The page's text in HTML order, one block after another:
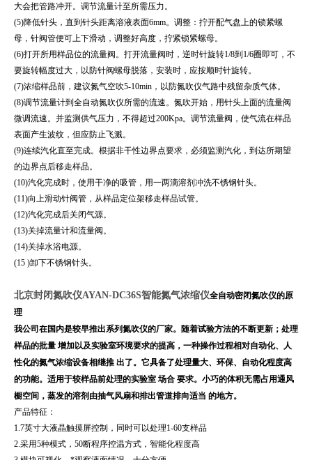
大会把管路冲开。调节流量计至所需压力。
(5)降低针头，直到针头距离溶液表面6mm。调整：拧开配气盘上的锁紧螺
母，针阀管便可上下滑动，调整好高度，拧紧锁紧螺母。
(6)打开所用样品位的流量阀。打开流量阀时，逆时针旋转1/8到1/6圈即可，不
要旋转幅度过大，以防针阀螺母脱落，安装时，应按顺时针旋转。
(7)浓缩样品前，建议氮气空吹5-10min，以防氮吹仪气路中残留杂质气体。
(8)调节流量计到全自动氮吹仪所需的流速。氮吹开始，用针头上面的流量阀
微调流速。并监测供气压力，不得超过200Kpa。调节流量阀，使气流在样品
表面产生波纹，但应防止飞溅。
(9)连续汽化直至完成。根据非干性边界点要求，必须监测汽化，到达所期望
的边界点后移走样品。
(10)汽化完成时，使用干净的吸管，用一两滴溶剂冲洗不锈钢针头。
(11)向上滑动针阀管，从样品定位架移走样品试管。
(12)汽化完成后关闭气源。
(13)关掉流量计和流量阀。
(14)关掉水浴电源。
(15 )卸下不锈钢针头。
北京封闭氮吹仪AYAN-DC36S智能氮气浓缩仪全自动密闭氮吹仪的原
理
我公司在国内是较早推出系列氮吹仪的厂家。随着试验方法的不断更新；处理
样品的批量 增加以及实验室环境要求的提高，一种操作过程相对自动化、人
性化的氮气浓缩设备相继推 出了。它具备了处理量大、环保、自动化程度高
的功能。适用于较样品前处理的实验室 场合 要求。小巧的体积无需占用通风
橱空间， 蒸发的溶剂由抽气风扇和排出管道排向适当 的地方。
产品特征：
1.7英寸大液晶触摸屏控制，同时可以处理1-60支样品
2.采用5种模式，50断程序控温方式，智能化程度高